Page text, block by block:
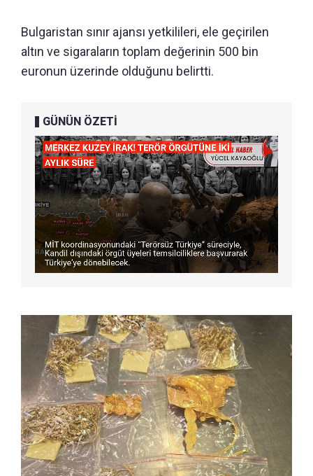
Bulgaristan sınır ajansı yetkilileri, ele geçirilen
altın ve sigaraların toplam değerinin 500 bin
euronun üzerinde olduğunu belirtti.
GÜNÜN ÖZETİ